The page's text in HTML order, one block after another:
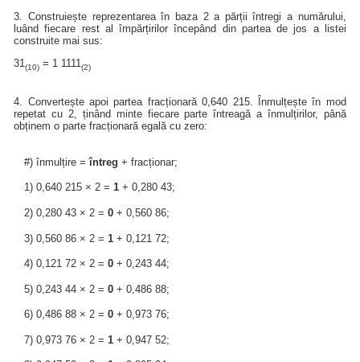
3. Construiește reprezentarea în baza 2 a părții întregi a numărului,
luând fiecare rest al împărțirilor începând din partea de jos a listei
construite mai sus:
31(10) = 1 1111(2)
4. Convertește apoi partea fracționară 0,640 215. Înmulțește în mod
repetat cu 2, ținând minte fiecare parte întreagă a înmulțirilor, până
obținem o parte fracționară egală cu zero:
#) înmulțire =întreg + fracționar;
1) 0,640 215 × 2 = 1+ 0,280 43;
2) 0,280 43 × 2 = 0+ 0,560 86;
3) 0,560 86 × 2 = 1+ 0,121 72;
4) 0,121 72 × 2 = 0+ 0,243 44;
5) 0,243 44 × 2 = 0+ 0,486 88;
6) 0,486 88 × 2 = 0+ 0,973 76;
7) 0,973 76 × 2 = 1+ 0,947 52;